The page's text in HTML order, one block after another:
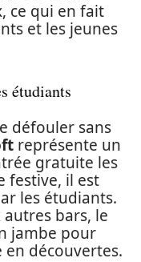
ce qui en fait
et les jeunes
étudiants
défouler sans
représente un
gratuite les
festive, il est
les étudiants.
bars, le
jambe pour
en découvertes.